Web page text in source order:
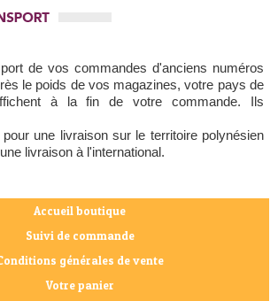
de vos commandes d'anciens numéros
le poids de vos magazines, votre pays de
à la fin de votre commande. Ils
une livraison sur le territoire polynésien
livraison à l'international.
Accueil boutique
Suivi de commande
générales de vente
Votre panier